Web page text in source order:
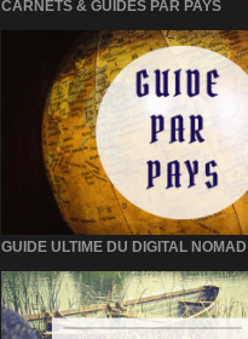
CARNETS & GUIDES PAR PAYS
GUIDE ULTIME DU DIGITAL NOMAD